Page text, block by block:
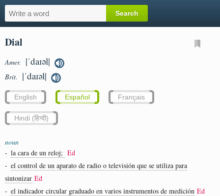
Dial
Amer. |ˈdaɪəl|
Brit. |ˈdaɪəl|
English Español Français
Hindi (हिन्दी)
noun
- la cara de un reloj; Ed
- el control de un aparato de radio o televisión que se utiliza para
sintonizar Ed
- el indicador circular graduado en varios instrumentos de medición Ed